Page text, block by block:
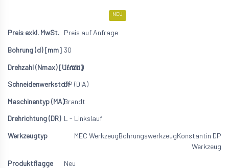
NEU
Preis auf Anfrage
30
15'200
DP (DIA)
Brandt
L - Linkslauf
MEC WerkzeugBohrungswerkzeugKonstantin DP
Werkzeug
Neu